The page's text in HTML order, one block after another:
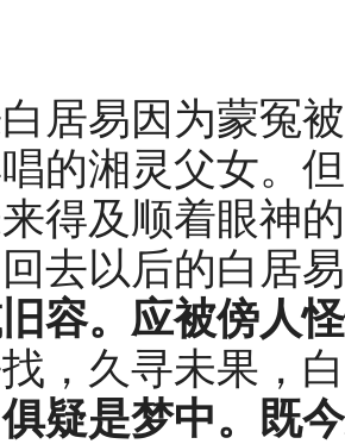
居易因为蒙冤
的湘灵父女。
得及顺着眼神
去以后的白居
容。 应被傍人
，久寻未果，
疑是梦中。 既